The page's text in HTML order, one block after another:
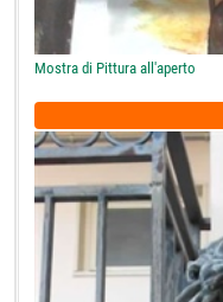
Mostra di Pittura all'aperto